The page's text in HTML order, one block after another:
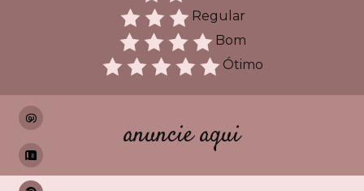
Regular
Bom
Ótimo
anuncie aqui